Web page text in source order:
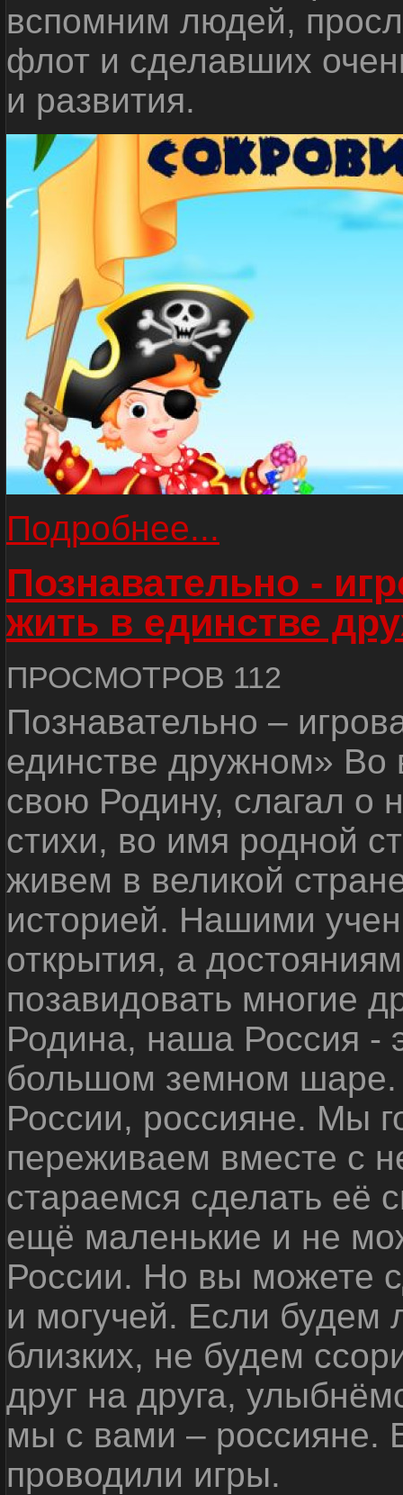
вспомним людей,
флот и сделавших
и развития.
Подробнее...
Познавательно -
жить в единстве
ПРОСМОТРОВ 112
Познавательно –
единстве дружном»
свою Родину, слагал о
стихи, во имя родной
живем в великой
историей. Нашими
открытия, а
позавидовать многие
Родина, наша Россия -
большом земном
России, россияне. Мы
переживаем вместе с
стараемся сделать её
ещё маленькие и не
России. Но вы можете
и могучей. Если будем
близких, не будем
друг на друга,
мы с вами – россияне.
проводили игры.